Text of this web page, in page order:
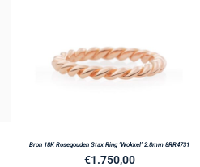
Bron 18K Rosegouden Stax Ring ‘Wokkel’ 2.8mm 8RR4731
€1.750,00